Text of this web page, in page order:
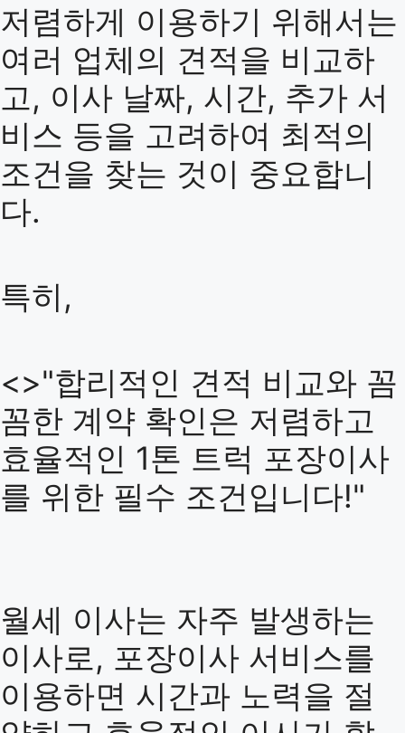
저렴하게 이용하기 위해서는
여러 업체의 견적을 비교하
고, 이사 날짜, 시간, 추가 서
비스 등을 고려하여 최적의
조건을 찾는 것이 중요합니
다.
특히,
<>"합리적인 견적 비교와 꼼
꼼한 계약 확인은 저렴하고
효율적인 1톤 트럭 포장이사
를 위한 필수 조건입니다!"
월세 이사는 자주 발생하는
이사로, 포장이사 서비스를
이용하면 시간과 노력을 절